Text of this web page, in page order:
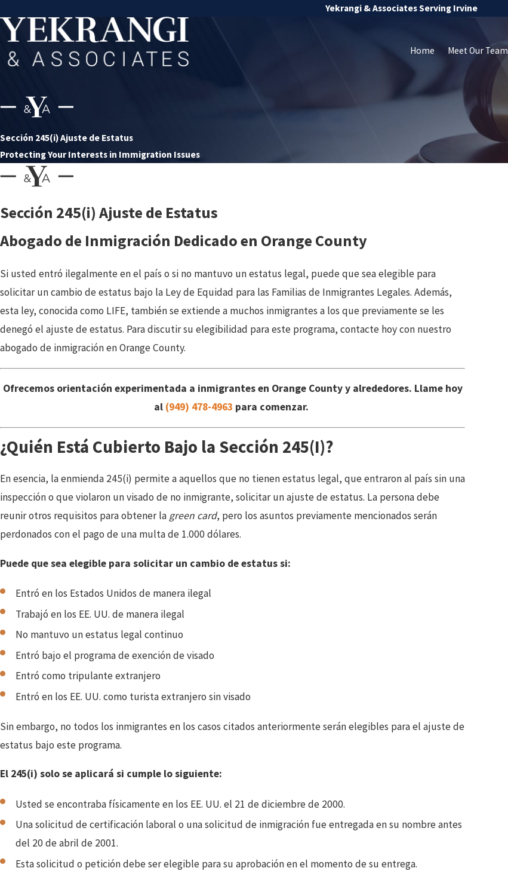
Yekrangi & Associates Serving Irvine
Home Meet Our Team
Sección 245(i) Ajuste de Estatus
Protecting Your Interests in Immigration Issues
Sección 245(i) Ajuste de Estatus
Abogado de Inmigración Dedicado en Orange County
Si usted entró ilegalmente en el país o si no mantuvo un estatus legal, puede que sea elegible para
solicitar un cambio de estatus bajo la Ley de Equidad para las Familias de Inmigrantes Legales. Además,
esta ley, conocida como LIFE, también se extiende a muchos inmigrantes a los que previamente se les
denegó el ajuste de estatus. Para discutir su elegibilidad para este programa, contacte hoy con nuestro
abogado de inmigración en Orange County.
Ofrecemos orientación experimentada a inmigrantes en Orange County y alrededores. Llame hoy
al (949) 478-4963 para comenzar.
¿Quién Está Cubierto Bajo la Sección 245(I)?
En esencia, la enmienda 245(i) permite a aquellos que no tienen estatus legal, que entraron al país sin una
inspección o que violaron un visado de no inmigrante, solicitar un ajuste de estatus. La persona debe
reunir otros requisitos para obtener la green card, pero los asuntos previamente mencionados serán
perdonados con el pago de una multa de 1.000 dólares.
Puede que sea elegible para solicitar un cambio de estatus si:
Entró en los Estados Unidos de manera ilegal
Trabajó en los EE. UU. de manera ilegal
No mantuvo un estatus legal continuo
Entró bajo el programa de exención de visado
Entró como tripulante extranjero
Entró en los EE. UU. como turista extranjero sin visado
Sin embargo, no todos los inmigrantes en los casos citados anteriormente serán elegibles para el ajuste de
estatus bajo este programa.
El 245(i) solo se aplicará si cumple lo siguiente:
Usted se encontraba físicamente en los EE. UU. el 21 de diciembre de 2000.
Una solicitud de certificación laboral o una solicitud de inmigración fue entregada en su nombre antes
del 20 de abril de 2001.
Esta solicitud o petición debe ser elegible para su aprobación en el momento de su entrega.